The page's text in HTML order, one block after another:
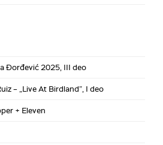
Đorđević 2025, III deo
– „Live At Birdland”, I deo
+ Eleven